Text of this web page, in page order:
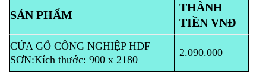
SẢN PHẨM
THÀNH
TIỀN VNĐ
CỬA GỖ CÔNG NGHIỆP HDF
SƠN:Kích thước: 900 x 2180
2.090.000